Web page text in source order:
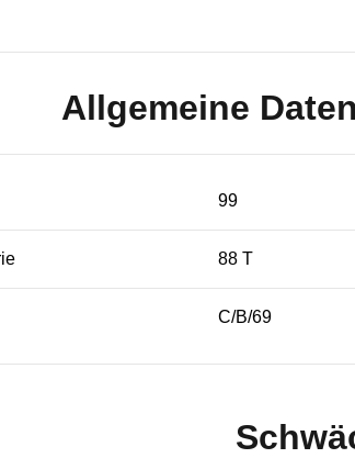
Allgemeine Daten
99
88 T
C/B/69